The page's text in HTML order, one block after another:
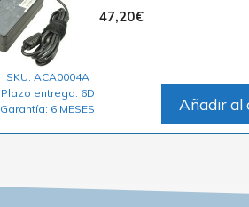
SKU: ACA0004A
Plazo entrega: 6D
Garantía: 6 MESES
47,20€
Añadir al